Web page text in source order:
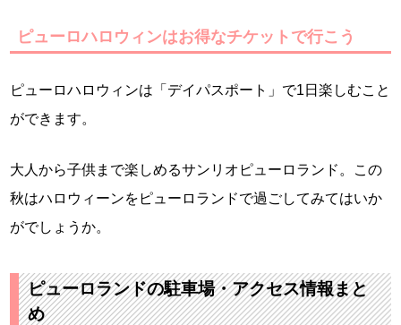
ピューロハロウィンはお得なチケットで行こう
ピューロハロウィンは「デイパスポート」で1日楽しむこと
ができます。
大人から子供まで楽しめるサンリオピューロランド。この
秋はハロウィーンをピューロランドで過ごしてみてはいか
がでしょうか。
ピューロランドの駐車場・アクセス情報まと
め